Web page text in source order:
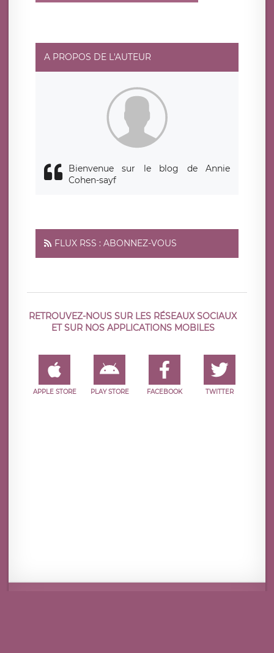
limitation du traitement relatif à vos données à caractère
données. Vous pouvez exercer ces droits auprès du délégué
de traitement est la société LÉGAVOX, sis 9 rue Léopold
Sédar Senghor, joignable à l’adresse mail :
responsabledetraitement@legavox.fr. Vous avez également
le droit d’introduire une réclamation auprès d’une autorité
A PROPOS DE L'AUTEUR
Bienvenue sur le blog de Annie
Cohen-sayf
FLUX RSS : ABONNEZ-VOUS
RETROUVEZ-NOUS SUR LES RÉSEAUX SOCIAUX
ET SUR NOS APPLICATIONS MOBILES
APPLE STORE PLAY STORE FACEBOOK TWITTER